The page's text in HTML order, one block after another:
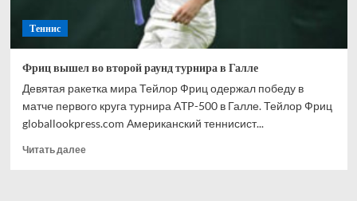
Теннис
Фриц вышел во второй раунд турнира в Галле
Девятая ракетка мира Тейлор Фриц одержал победу в
матче первого круга турнира ATP-500 в Галле. Тейлор Фриц
globallookpress.com Американский теннисист...
Читать далееПрочитать